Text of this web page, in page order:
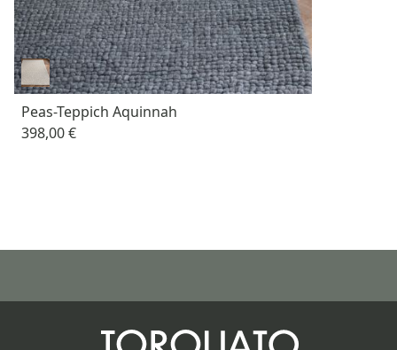
Peas-Teppich Aquinnah
398,00 €